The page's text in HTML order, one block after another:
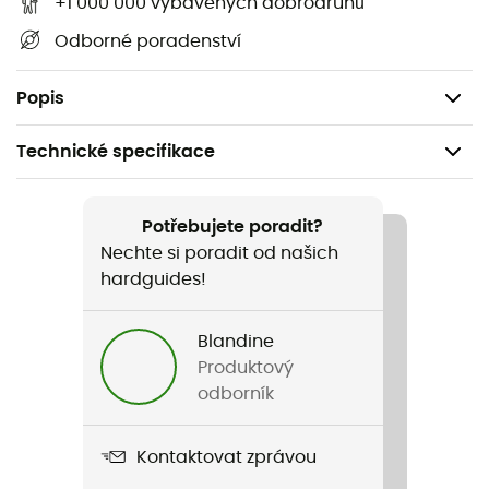
+1 000 000 vybavených dobrodruhů
Odborné poradenství
PopisHmotnost: 126 g
Technické specifikace
Pěší turistika / Běžné použití / Lyžování
TKWide Chug Cap
Potřebujete poradit?
Nechte si poradit od našich
hardguides!
Blandine
Produktový
odborník
Kontaktovat zprávou